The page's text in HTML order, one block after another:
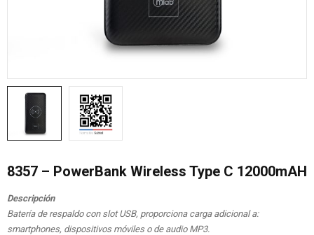
8357 – PowerBank Wireless Type C 12000mAH
Descripción
Batería de respaldo con slot USB, proporciona carga adicional a:
smartphones, dispositivos móviles o de audio MP3.